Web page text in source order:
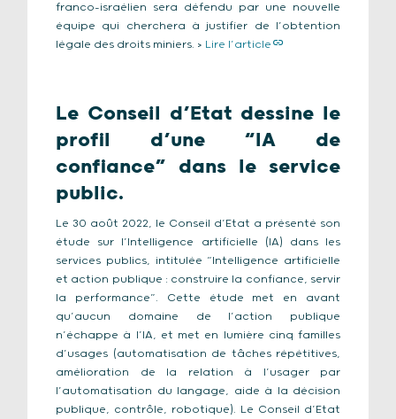
franco-israélien sera défendu par une nouvelle
équipe qui cherchera à justifier de l’obtention
légale des droits miniers. > Lire l’article
Le Conseil d’Etat dessine le
profil d’une “IA de
confiance” dans le service
public.
Le 30 août 2022, le Conseil d’Etat a présenté son
étude sur l’Intelligence artificielle (IA) dans les
services publics, intitulée “Intelligence artificielle
et action publique : construire la confiance, servir
la performance”. Cette étude met en avant
qu’aucun domaine de l’action publique
n’échappe à l’IA, et met en lumière cinq familles
d’usages (automatisation de tâches répétitives,
amélioration de la relation à l’usager par
l’automatisation du langage, aide à la décision
publique, contrôle, robotique). Le Conseil d’Etat